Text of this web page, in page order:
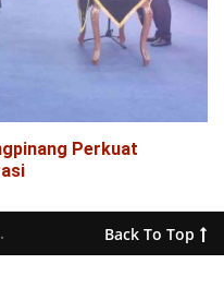
Perkuat
Back To Top